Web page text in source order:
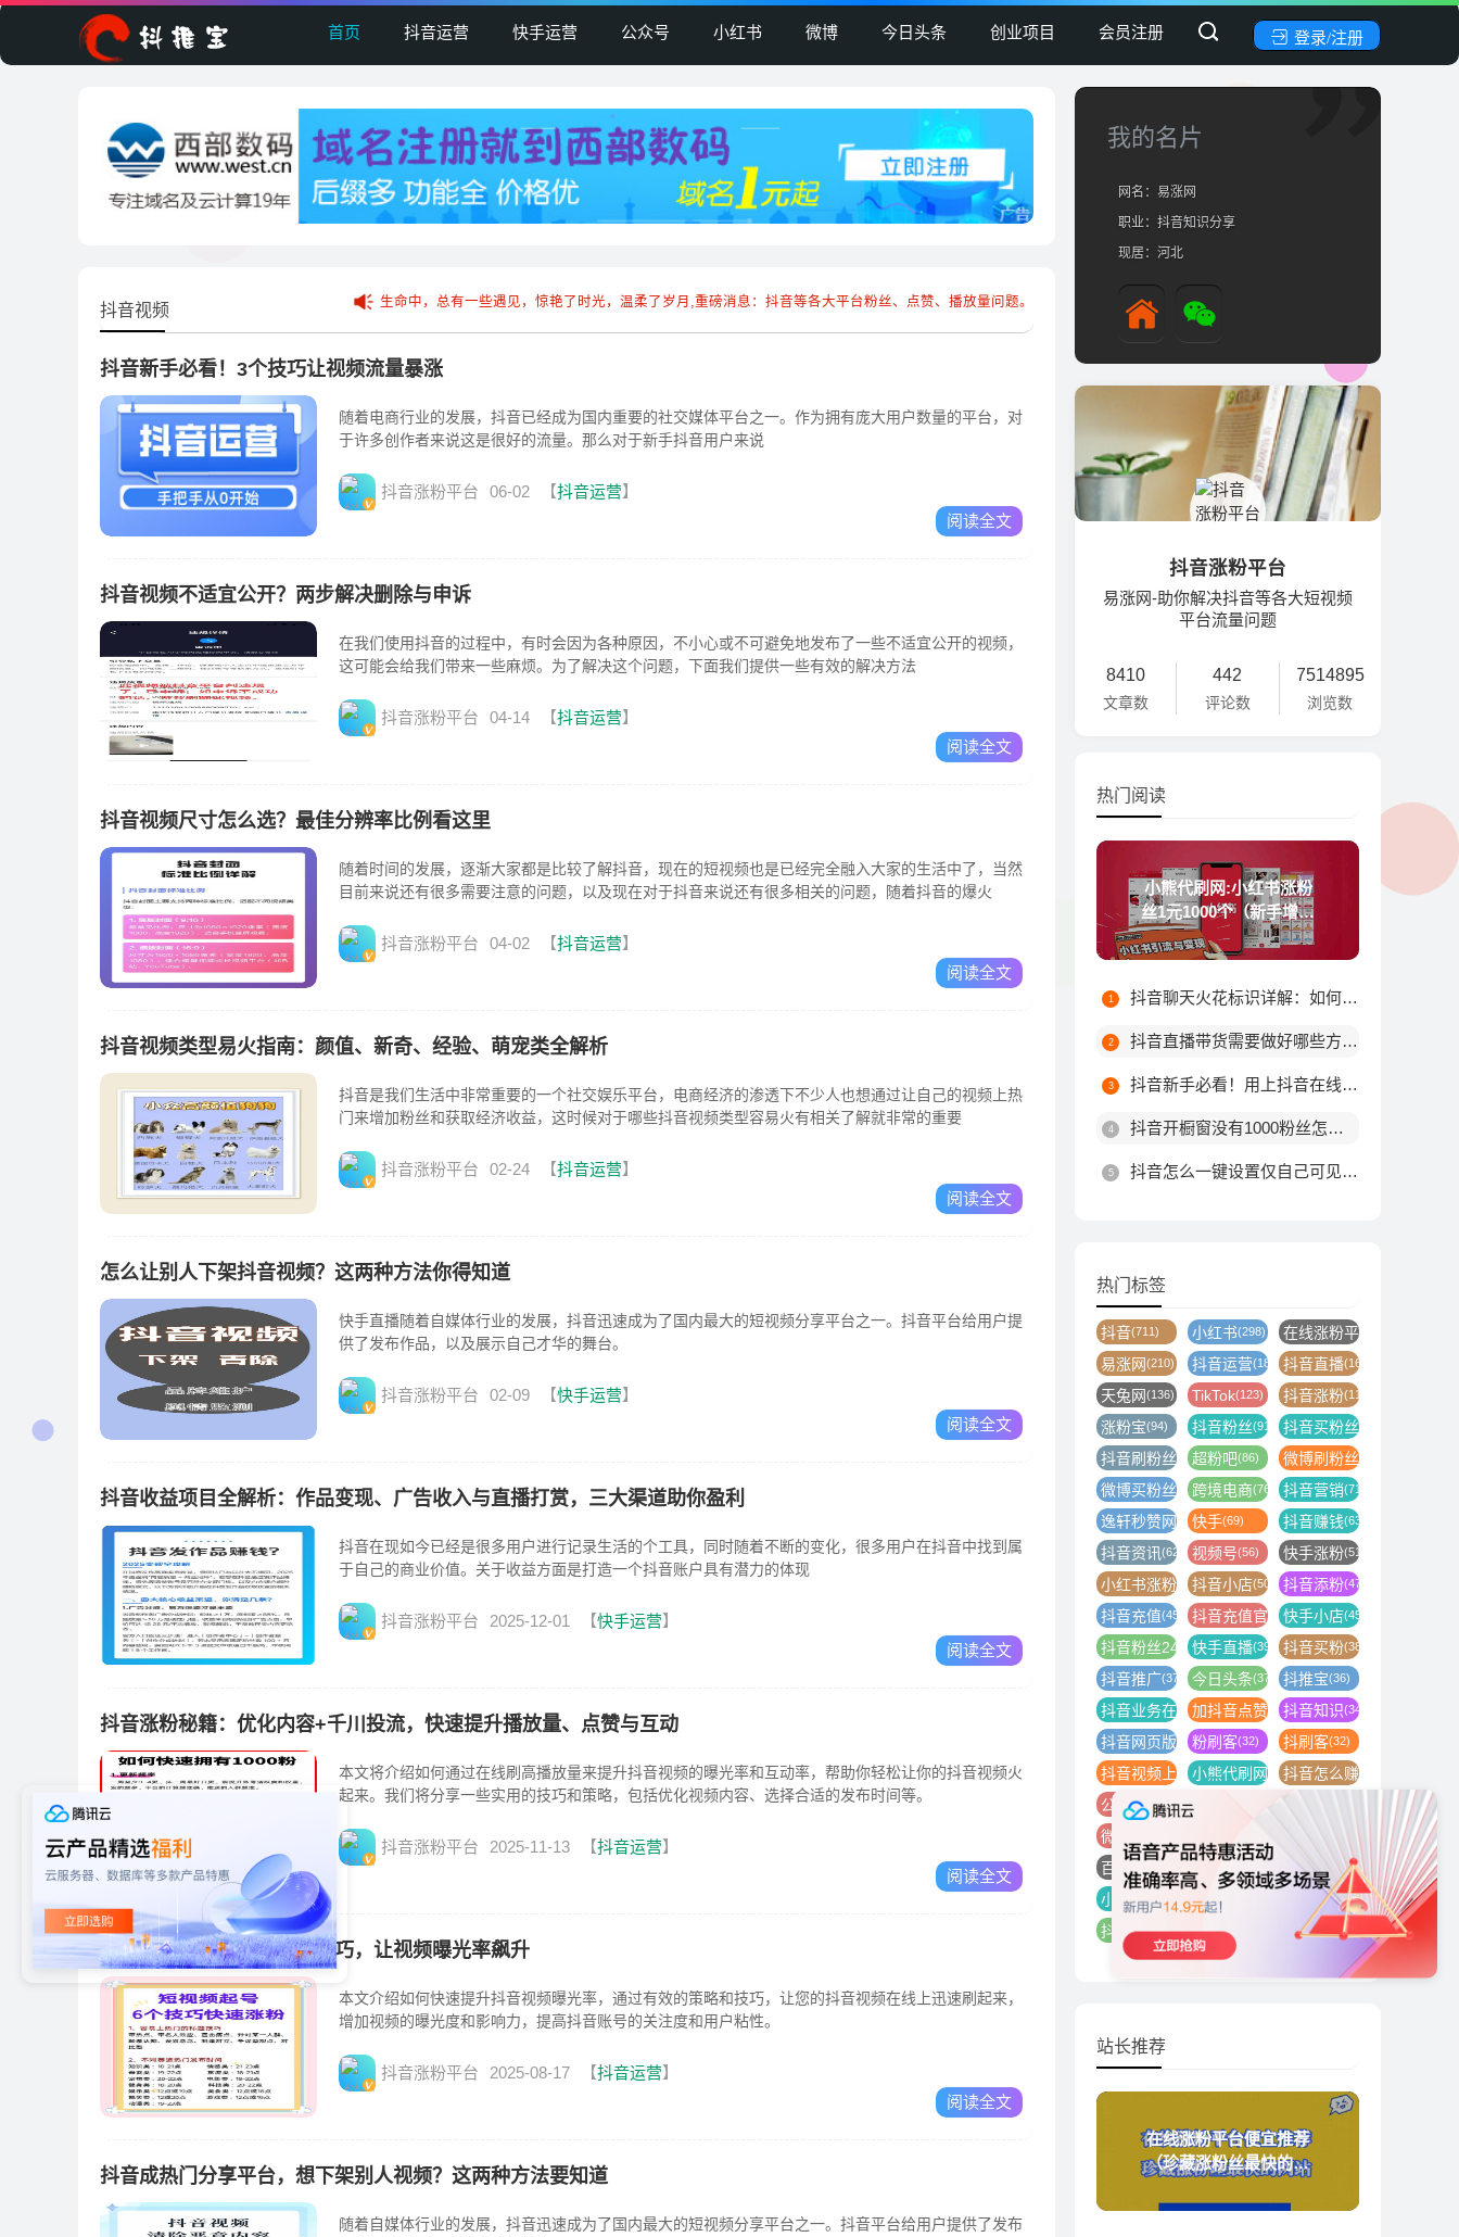
首页 抖音运营 快手运营 公众号 小红书 微博 今日头条 创业项目 会员注册 登录/注册
抖音视频 生命中，总有一些遇见，惊艳了时光，温柔了岁月,重磅消息：抖音等各大平台粉丝、点赞、播放量问题。
抖音新手必看！3个技巧让视频流量暴涨
随着电商行业的发展，抖音已经成为国内重要的社交媒体平台之一。作为拥有庞大用户数量的平台，对
于许多创作者来说这是很好的流量。那么对于新手抖音用户来说
抖音涨粉平台 06-02 【抖音运营】
阅读全文
抖音视频不适宜公开？两步解决删除与申诉
在我们使用抖音的过程中，有时会因为各种原因，不小心或不可避免地发布了一些不适宜公开的视频，
这可能会给我们带来一些麻烦。为了解决这个问题，下面我们提供一些有效的解决方法
抖音涨粉平台 04-14 【抖音运营】
阅读全文
抖音视频尺寸怎么选？最佳分辨率比例看这里
随着时间的发展，逐渐大家都是比较了解抖音，现在的短视频也是已经完全融入大家的生活中了，当然
目前来说还有很多需要注意的问题，以及现在对于抖音来说还有很多相关的问题，随着抖音的爆火
抖音涨粉平台 04-02 【抖音运营】
阅读全文
抖音视频类型易火指南：颜值、新奇、经验、萌宠类全解析
抖音是我们生活中非常重要的一个社交娱乐平台，电商经济的渗透下不少人也想通过让自己的视频上热
门来增加粉丝和获取经济收益，这时候对于哪些抖音视频类型容易火有相关了解就非常的重要
抖音涨粉平台 02-24 【抖音运营】
阅读全文
怎么让别人下架抖音视频？这两种方法你得知道
快手直播随着自媒体行业的发展，抖音迅速成为了国内最大的短视频分享平台之一。抖音平台给用户提
供了发布作品，以及展示自己才华的舞台。
抖音涨粉平台 02-09 【快手运营】
阅读全文
抖音收益项目全解析：作品变现、广告收入与直播打赏，三大渠道助你盈利
抖音在现如今已经是很多用户进行记录生活的个工具，同时随着不断的变化，很多用户在抖音中找到属
于自己的商业价值。关于收益方面是打造一个抖音账户具有潜力的体现
抖音涨粉平台 2025-12-01 【快手运营】
阅读全文
抖音涨粉秘籍：优化内容+千川投流，快速提升播放量、点赞与互动
本文将介绍如何通过在线刷高播放量来提升抖音视频的曝光率和互动率，帮助你轻松让你的抖音视频火
起来。我们将分享一些实用的技巧和策略，包括优化视频内容、选择合适的发布时间等。
抖音涨粉平台 2025-11-13 【抖音运营】
阅读全文
抖音涨粉秘籍：掌握这些技巧，让视频曝光率飙升
本文介绍如何快速提升抖音视频曝光率，通过有效的策略和技巧，让您的抖音视频在线上迅速刷起来，
增加视频的曝光度和影响力，提高抖音账号的关注度和用户粘性。
抖音涨粉平台 2025-08-17 【抖音运营】
阅读全文
抖音成热门分享平台，想下架别人视频？这两种方法要知道
随着自媒体行业的发展，抖音迅速成为了国内最大的短视频分享平台之一。抖音平台给用户提供了发布
我的名片
网名：易涨网
职业：抖音知识分享
现居：河北
抖音涨粉平台
易涨网-助你解决抖音等各大短视频
平台流量问题
8410
文章数
442
评论数
7514895
浏览数
热门阅读
小熊代刷网:小红书涨粉
丝1元1000个（新手增加
粉丝技巧）
抖音聊天火花标识详解：如何触发不同颜色火花及最高等级规则
抖音直播带货需要做好哪些方面?
抖音新手必看！用上抖音在线涨粉平台这10个技巧，粉丝量由你决定！
抖音开橱窗没有1000粉丝怎么办
抖音怎么一键设置仅自己可见？详细步骤教你轻松搞定
热门标签
抖音(711) 小红书(298) 在线涨粉平台
易涨网(210) 抖音运营(187) 抖音直播(164)
天兔网(136) TikTok(123) 抖音涨粉(116)
涨粉宝(94) 抖音粉丝(91) 抖音买粉丝
抖音刷粉丝 (88)超粉吧(86) 微博刷粉丝
微博买粉丝 (86)跨境电商(76) 抖音营销(71)
逸轩秒赞网 (70)快手(69) 抖音赚钱(63)
抖音资讯 (62) 视频号(56) 快手涨粉(51)
小红书涨粉 (50)抖音小店(50) 抖音添粉(47)
抖音充值(45) 抖音充值官方 (45)
快手小店(45)
抖音粉丝24小时下单(40)
快手直播(39) 抖音买粉(38)
抖音推广(37) 今日头条(37) 抖推宝(36)
抖音业务在线下单平台(35)
加抖音点赞 (35)抖音知识(34)
抖音网页版 (33)粉刷客(32) 抖刷客(32)
抖音视频上热门(32)
小熊代刷网 (32)抖音怎么赚钱
公众号粉丝(31)抖音直播间 (30)
微信视频号 抖音播放量
百家号粉丝怎么涨tiktok 快手怎么买粉丝 (26)
小红书代运营 (26)
抖音举报 抖音视频(26)
抖音橱窗(26) 网红商城自助下单(25)
直播(25)
站长推荐
在线涨粉平台便宜推荐
（珍藏涨粉丝最快的网